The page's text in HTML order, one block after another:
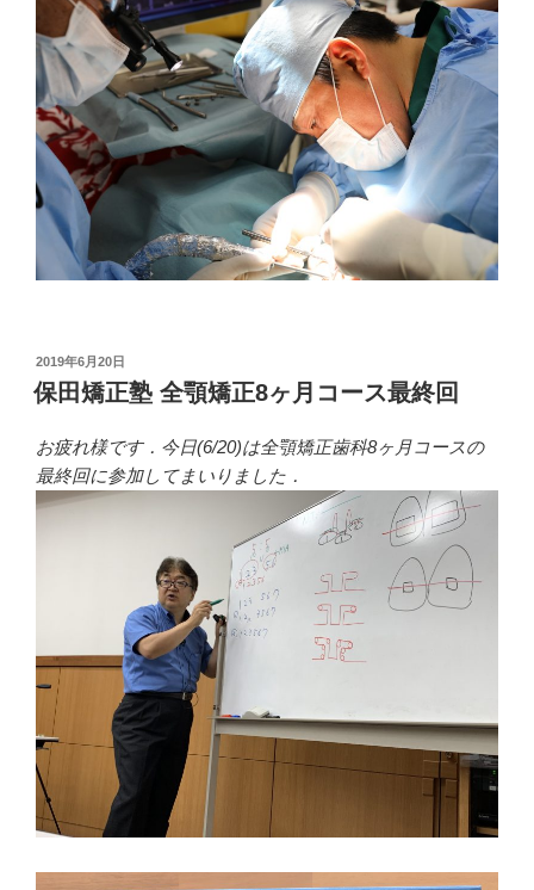
投
稿
日:
2019年6月20日
保田矯正塾 全顎矯正8ヶ月コース最終回
お疲れ様です．今日(6/20)は全顎矯正歯科8ヶ月コースの
最終回に参加してまいりました．